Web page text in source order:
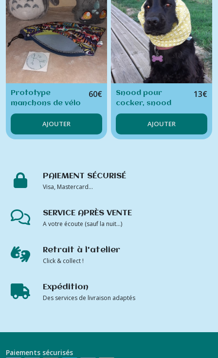
Prototype
manchons de vélo
VAE
60€
AJOUTER
Snood pour
cocker, snood
pour chien, cache-
oreille chien
13€
AJOUTER
PAIEMENT SÉCURISÉ
Visa, Mastercard...
SERVICE APRÈS VENTE
A votre écoute (sauf la nuit...)
Retrait à l'atelier
Click & collect !
Expédition
Des services de livraison adaptés
Paiements sécurisés